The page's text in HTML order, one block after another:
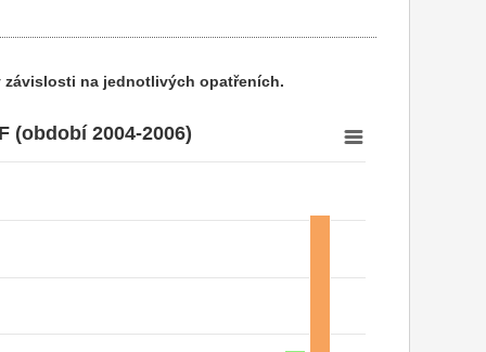
závislosti na jednotlivých opatřeních.
(období 2004-2006)